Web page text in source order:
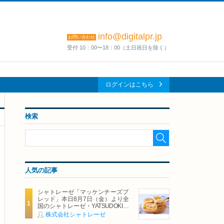
お問い合わせ info@digitalpr.jp
受付 10：00〜18：00（土日祝日を除く）
ログインはこちら
検索
人気の記事
シャトレーゼ「マッケンチーズブ
レッド」本日8月7日（金）より全
国のシャトレーゼ・YATSUDOKIで
発売株式会社シャトレーゼ